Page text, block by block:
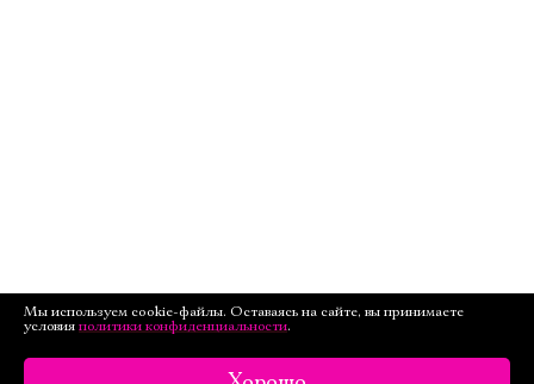
Мы используем cookie-файлы. Оставаясь на сайте, вы принимаете
условия политики конфиденциальности.